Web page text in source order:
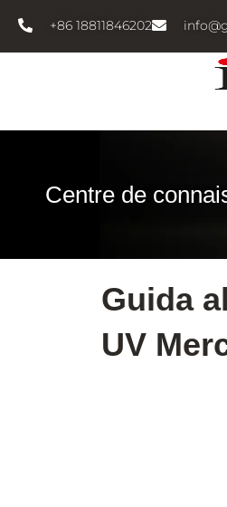
内
+86 18811846202
Centre de
Guida
UV